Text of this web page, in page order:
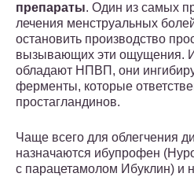
препараты. Один из самых
лечения менструальных
остановить производство
вызывающих эти ощущения.
обладают НПВП, они
ферменты, которые
простагландинов.
Чаще всего для облегчения
назначаются ибупрофен
с парацетамолом Ибуклин) и